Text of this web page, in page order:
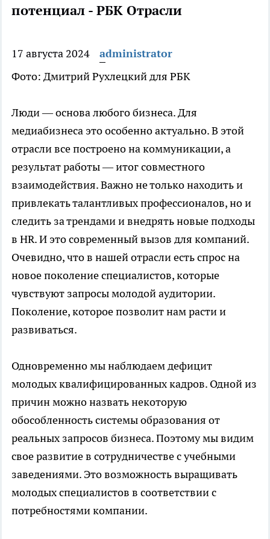
потенциал - РБК Отрасли
17 августа 2024
administrator
Фото: Дмитрий Рухлецкий для РБК
Люди — основа любого бизнеса. Для
медиабизнеса это особенно актуально. В этой
отрасли все построено на коммуникации, а
результат работы — итог совместного
взаимодействия. Важно не только находить и
привлекать талантливых профессионалов, но и
следить за трендами и внедрять новые подходы
в HR. И это современный вызов для компаний.
Очевидно, что в нашей отрасли есть спрос на
новое поколение специалистов, которые
чувствуют запросы молодой аудитории.
Поколение, которое позволит нам расти и
развиваться.
Одновременно мы наблюдаем дефицит
молодых квалифицированных кадров. Одной из
причин можно назвать некоторую
обособленность системы образования от
реальных запросов бизнеса. Поэтому мы видим
свое развитие в сотрудничестве с учебными
заведениями. Это возможность выращивать
молодых специалистов в соответствии с
потребностями компании.